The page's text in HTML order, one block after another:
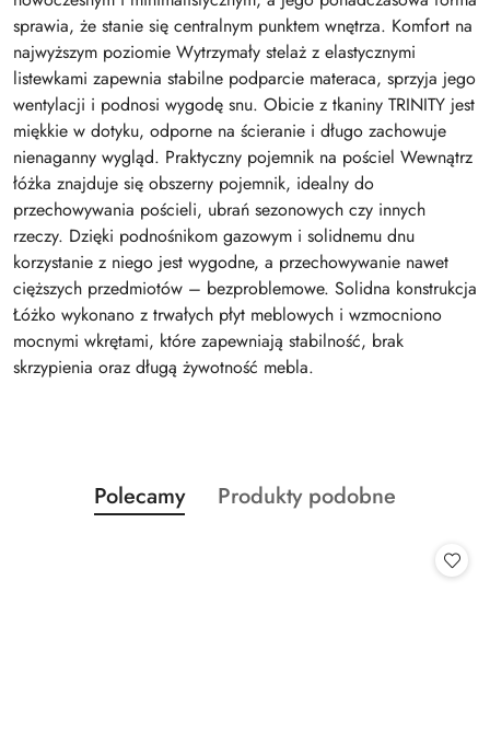
sprawia, że stanie się centralnym punktem wnętrza. Komfort na
najwyższym poziomie Wytrzymały stelaż z elastycznymi
listewkami zapewnia stabilne podparcie materaca, sprzyja jego
wentylacji i podnosi wygodę snu. Obicie z tkaniny TRINITY jest
miękkie w dotyku, odporne na ścieranie i długo zachowuje
nienaganny wygląd. Praktyczny pojemnik na pościel Wewnątrz
łóżka znajduje się obszerny pojemnik, idealny do
przechowywania pościeli, ubrań sezonowych czy innych
rzeczy. Dzięki podnośnikom gazowym i solidnemu dnu
korzystanie z niego jest wygodne, a przechowywanie nawet
cięższych przedmiotów – bezproblemowe. Solidna konstrukcja
Łóżko wykonano z trwałych płyt meblowych i wzmocniono
mocnymi wkrętami, które zapewniają stabilność, brak
skrzypienia oraz długą żywotność mebla.
Pomiń karuzelę produktów
Produkty
o
Polecamy
Produkty
Produkty podobne